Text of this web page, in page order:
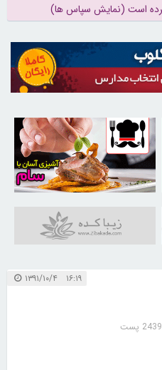
است (نمایش سپاس ها)
30257831
۱۶:۱۹ ۱۳۹۱/۱۰/۴
2439 پست